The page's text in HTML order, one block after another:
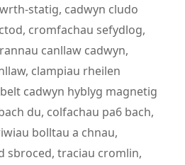
statig, cadwyn cludo
cromfachau sefydlog,
canllaw cadwyn,
clampiau rheilen
cadwyn hyblyg magnetig
du, colfachau pa6 bach,
bolltau a chnau,
sbroced, traciau cromlin,